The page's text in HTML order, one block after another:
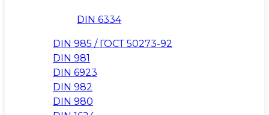
DIN 6334
DIN 985 / ГОСТ 50273-92
DIN 981
DIN 6923
DIN 982
DIN 980